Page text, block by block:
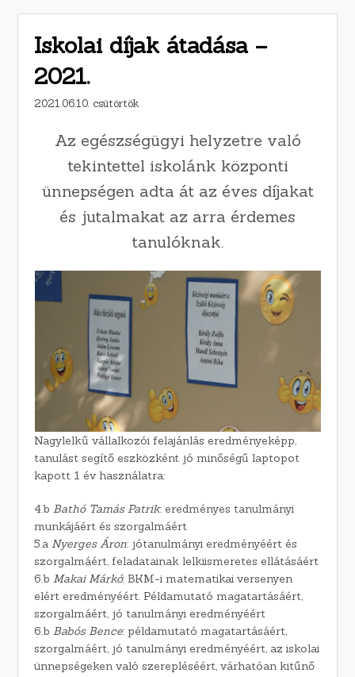
Iskolai díjak átadása –
2021.
2021.06.10. csütörtök
Az egészségügyi helyzetre való
tekintettel iskolánk központi
ünnepségen adta át az éves díjakat
és jutalmakat az arra érdemes
tanulóknak.
Nagylelkű vállalkozói felajánlás eredményeképp,
tanulást segítő eszközként jó minőségű laptopot
kapott 1 év használatra:
4.bBathó Tamás Patrik: eredményes tanulmányi
munkájáért és szorgalmáért
5.aNyerges Áron: jótanulmányi eredményéért és
szorgalmáért, feladatainak lelkiismeretes ellátásáért
6.bMakai Márkó: BKM-i matematikai versenyen
elért eredményéért. Példamutató magatartásáért,
szorgalmáért, jó tanulmányi eredményéért
6.bBabós Bence: példamutató magatartásáért,
szorgalmáért, jó tanulmányi eredményéért, az iskolai
ünnepségeken való szerepléséért, várhatóan kitűnő